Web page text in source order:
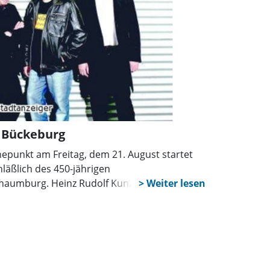
am Freitag, dem 21. August startet
des 450-jährigen
Heinz Rudolf Kunze und Purple